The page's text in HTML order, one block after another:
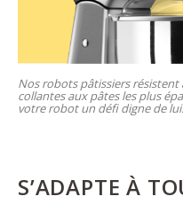
Nos robots pâtissiers
collantes aux pâtes les plus
votre robot un défi digne de lui.
S’ADAPTE À